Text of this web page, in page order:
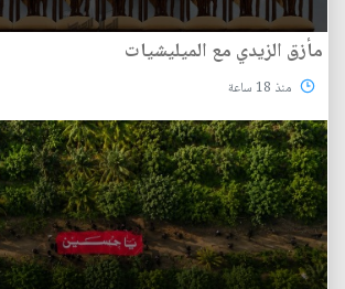
مأزق الزيدي مع الميليشيات
منذ 18 ساعة